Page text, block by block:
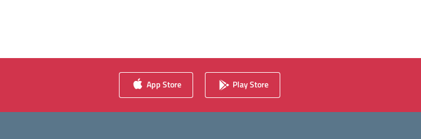
App Store Play Store